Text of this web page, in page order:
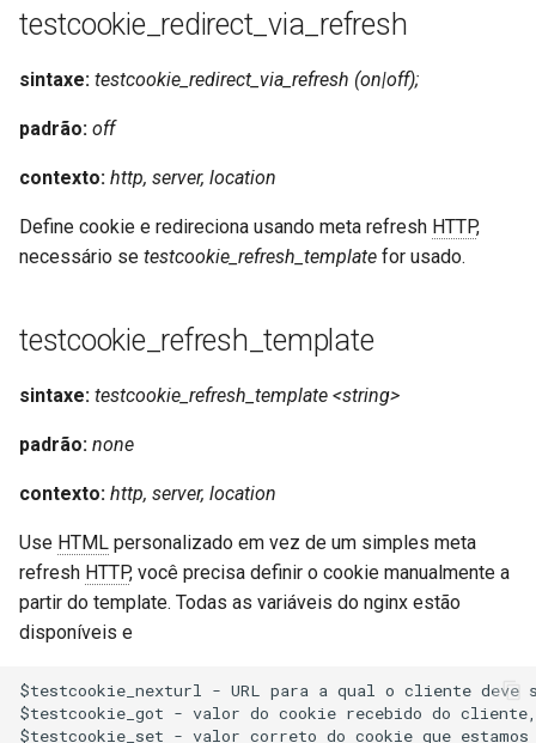
testcookie_redirect_via_refresh
sintaxe: testcookie_redirect_via_refresh (on|off);
padrão: off
contexto: http, server, location
Define cookie e redireciona usando meta refresh HTTP,
necessário se testcookie_refresh_template for usado.
testcookie_refresh_template
sintaxe: testcookie_refresh_template <string>
padrão: none
contexto: http, server, location
Use HTML personalizado em vez de um simples meta
refresh HTTP, você precisa definir o cookie manualmente a
partir do template. Todas as variáveis do nginx estão
disponíveis e
$testcookie_nexturl - URL para a qual o cliente
$testcookie_got - valor do cookie recebido do
$testcookie_set - valor correto do cookie que estamos